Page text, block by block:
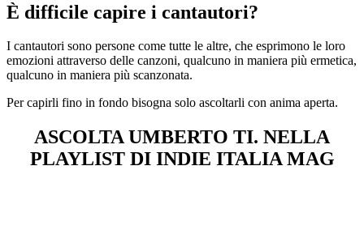
È difficile capire i cantautori?
I cantautori sono persone come tutte le altre, che esprimono le loro
emozioni attraverso delle canzoni, qualcuno in maniera più ermetica,
qualcuno in maniera più scanzonata.
Per capirli fino in fondo bisogna solo ascoltarli con anima aperta.
ASCOLTA UMBERTO TI. NELLA
PLAYLIST DI INDIE ITALIA MAG